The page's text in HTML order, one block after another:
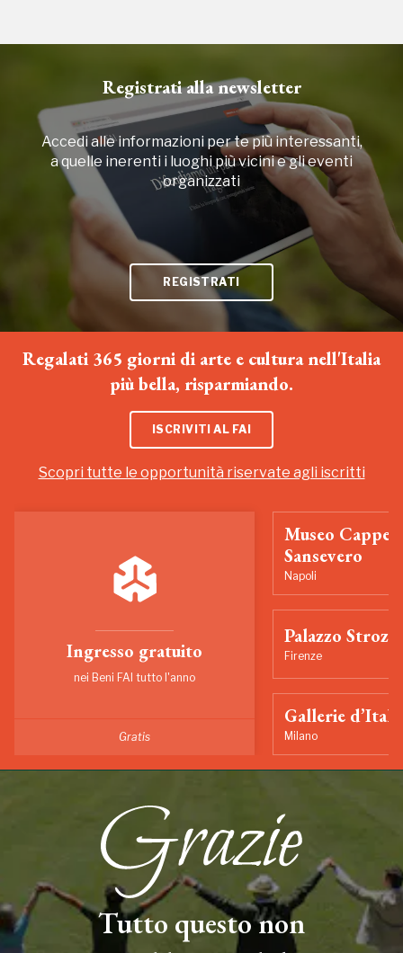
Registrati alla newsletter
Accedi alle informazioni per te più interessanti,
a quelle inerenti i luoghi più vicini e gli eventi
organizzati
REGISTRATI
Regalati 365 giorni di arte e cultura nell'Italia
più bella, risparmiando.
ISCRIVITI AL FAI
Scopri tutte le opportunità riservate agli iscritti
Ingresso gratuito
nei Beni FAI tutto l'anno
Gratis
Museo
Sansevero
Napoli
Palazzo Strozzi
Firenze
Gallerie
Milano
Tutto questo non